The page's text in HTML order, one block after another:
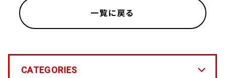
一覧に戻る
CATEGORIES